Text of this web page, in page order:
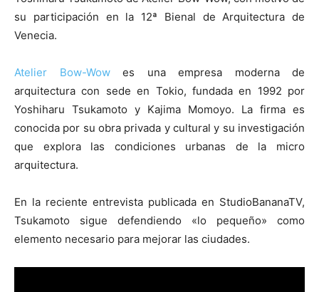
su participación en la 12ª Bienal de Arquitectura de
Venecia.
Atelier Bow-Wowes una empresa moderna de
arquitectura con sede en Tokio, fundada en 1992 por
Yoshiharu Tsukamoto y Kajima Momoyo. La firma es
conocida por su obra privada y cultural y su investigación
que explora las condiciones urbanas de la micro
arquitectura.
En la reciente entrevista publicada en StudioBananaTV,
Tsukamoto sigue defendiendo «lo pequeño» como
elemento necesario para mejorar las ciudades.